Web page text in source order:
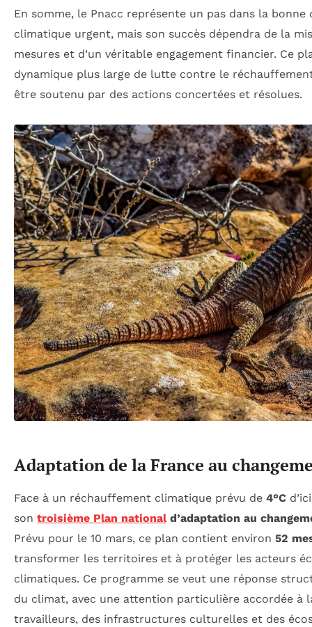
En somme, le Pnacc représente un pas dans la
climatique urgent, mais son succès dépendra de la
mesures et d’un véritable engagement financier. Ce
dynamique plus large de lutte contre le
être soutenu par des actions concertées et résolues.
Adaptation de la France au
Face à un réchauffement climatique prévu de 4°C
son troisième Plan nationald’adaptation au
Prévu pour le 10 mars, ce plan contient environ 52
transformer les territoires et à protéger les acteurs
climatiques. Ce programme se veut une réponse
du climat, avec une attention particulière accordée à
travailleurs, des infrastructures culturelles et des